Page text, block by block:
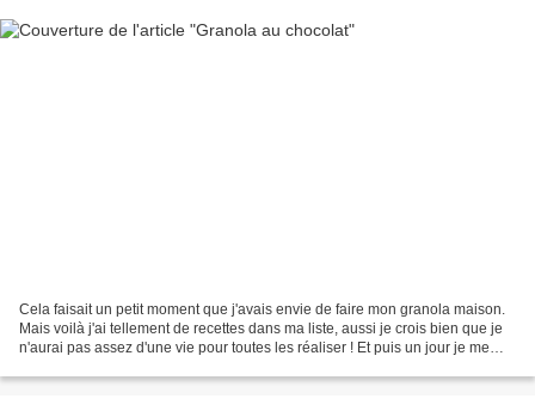
Cela faisait un petit moment que j'avais envie de faire mon granola maison.
Mais voilà j'ai tellement de recettes dans ma liste, aussi je crois bien que je
n'aurai pas assez d'une vie pour toutes les réaliser ! Et puis un jour je me